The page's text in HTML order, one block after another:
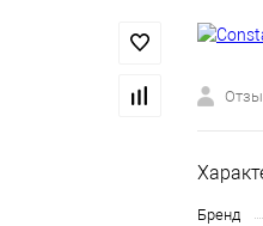
Бренд